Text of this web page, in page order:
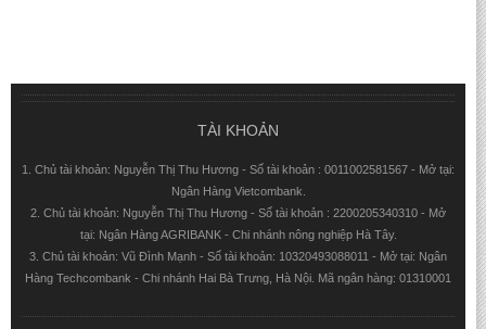
TÀI KHOẢN
1. Chủ tài khoản: Nguyễn Thị Thu Hương - Số tài khoản : 0011002581567 - Mở tại:
Ngân Hàng Vietcombank.
2. Chủ tài khoản: Nguyễn Thị Thu Hương - Số tài khoản : 2200205340310 - Mở
tại: Ngân Hàng AGRIBANK - Chi nhánh nông nghiệp Hà Tây.
3. Chủ tài khoản: Vũ Đình Mạnh - Số tài khoản: 10320493088011 - Mở tại: Ngân
Hàng Techcombank - Chi nhánh Hai Bà Trưng, Hà Nội. Mã ngân hàng: 01310001